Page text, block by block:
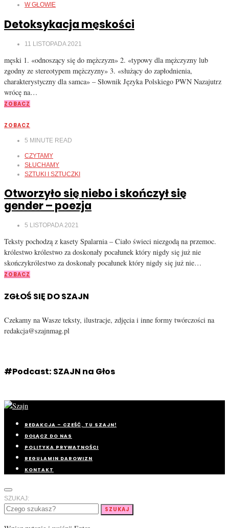
W GŁOWIE
Detoksykacja męskości
11 LISTOPADA 2021
męski 1. «odnoszący się do mężczyzn» 2. «typowy dla mężczyzny lub
zgodny ze stereotypem mężczyzny» 3. «służący do zapłodnienia,
charakterystyczny dla samca» – Słownik Języka Polskiego PWN Nazajutrz
wrócę na…
ZOBACZ
ZOBACZ
5 MINUTE READ
CZYTAMY
SŁUCHAMY
SZTUKI I SZTUCZKI
Otworzyło się niebo i skończył się
gender – poezja
5 LISTOPADA 2021
Teksty pochodzą z kasety Spalarnia – Ciało świeci niezgodą na przemoc.
królestwo królestwo za doskonały pocałunek który nigdy się już nie
skończykrólestwo za doskonały pocałunek który nigdy się już nie…
ZOBACZ
ZGŁOŚ SIĘ DO SZAJN
Czekamy na Wasze teksty, ilustracje, zdjęcia i inne formy twórczości na
redakcja@szajnmag.pl
#Podcast: SZAJN na Głos
REDAKCJA – CZEŚĆ, TU SZAJN!
DOŁĄCZ DO NAS
POLITYKA PRYWATNOŚCI
REGULAMIN DAROWIZN
KONTAKT
SZUKAJ:
SZUKAJ